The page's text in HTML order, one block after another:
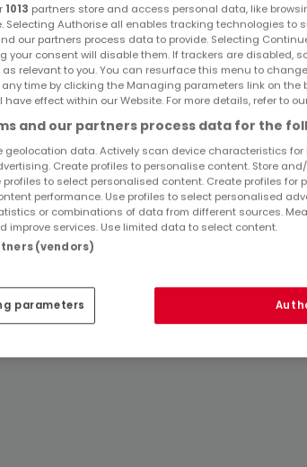
Top Suchaufträge
Immobilienanbieter in Longuich
1013 partners store and access personal data, like
Selecting Authorise all enables tracking technologies to
our partners process data to provide. Selecting
your consent will disable them. If trackers are disabled,
as relevant to you. You can resurface this menu to
time by clicking the Managing parameters link on the
have effect within our Website. For more details, refer to
and our partners process data for the
geolocation data. Actively scan device characteristics
Create profiles to personalise content. Store
profiles to select personalised content. Create profiles for
performance. Use profiles to select personalised
or combinations of data from different sources.
improve services. Use limited data to select content.
(vendors)
parameters